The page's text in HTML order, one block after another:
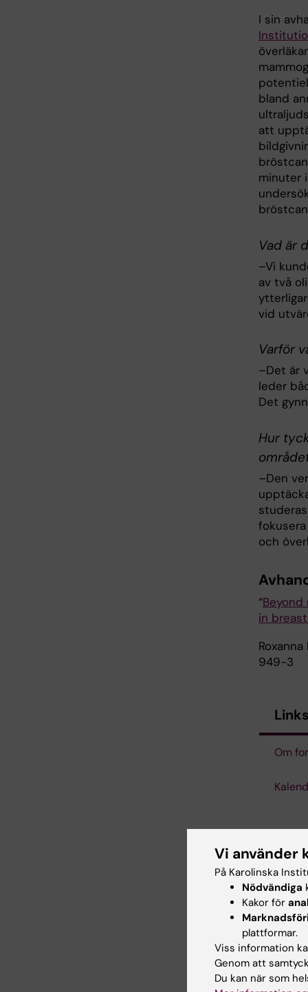
I sin
bland
att
minuter
Vad är
–Vi
av två
vid
Varför
–Det är
leder
Det
Hur
–Den
och
“
in
949-3
Links
Om
Tags
Gunilla
Vi använder
På Karolinska
Nödvändiga
Kakor för
plattformar.
Viss information
Genom att
Du kan när som